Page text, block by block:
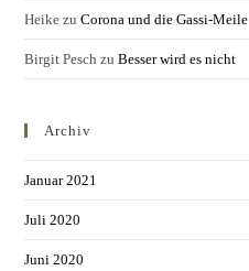
Heike zuCorona und die Gassi-Meile
Birgit Pesch zuBesser wird es nicht
Archiv
Januar 2021
Juli 2020
Juni 2020